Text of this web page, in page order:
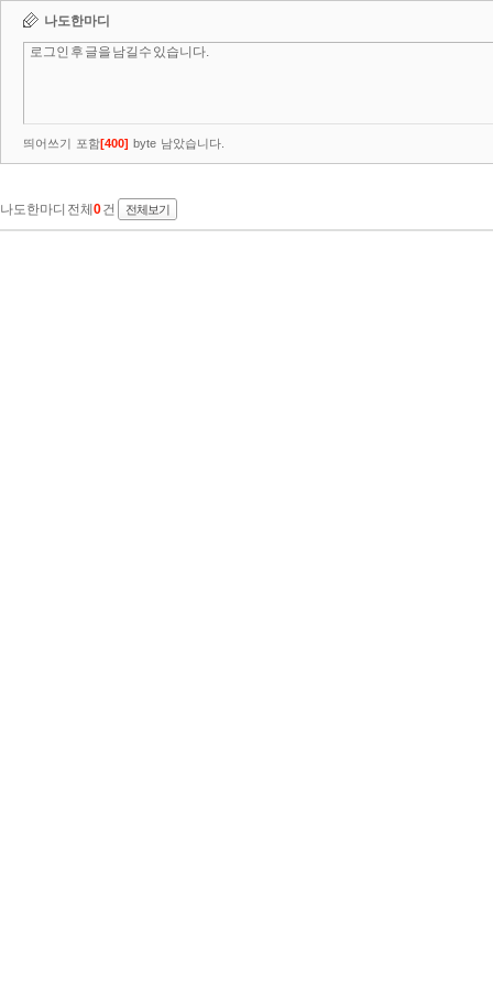
나도한마디
띄어쓰기 포함[400] byte 남았습니다.
나도한마디 전체 0건 전체보기